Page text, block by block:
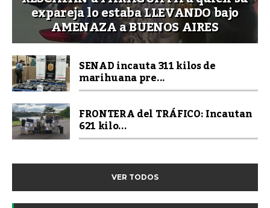
expareja lo estaba LLEVANDO bajo
AMENAZA a BUENOS AIRES
SENAD incauta 311 kilos de
marihuana pre...
FRONTERA del TRÁFICO: Incautan
621 kilo...
VER TODOS